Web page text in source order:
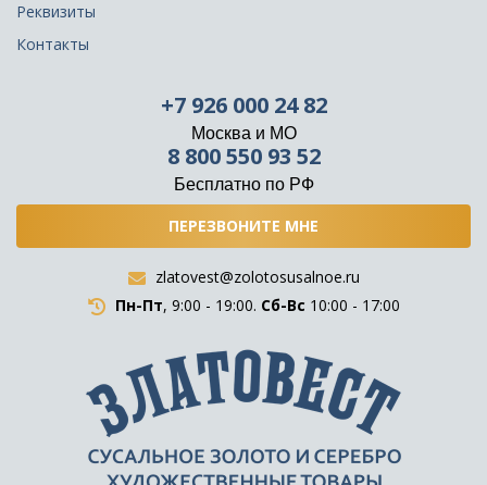
Реквизиты
Контакты
+7 926 000 24 82
Москва и МО
8 800 550 93 52
Бесплатно по РФ
ПЕРЕЗВОНИТЕ МНЕ
zlatovest@zolotosusalnoe.ru
Пн-Пт, 9:00 - 19:00. Сб-Вс 10:00 - 17:00